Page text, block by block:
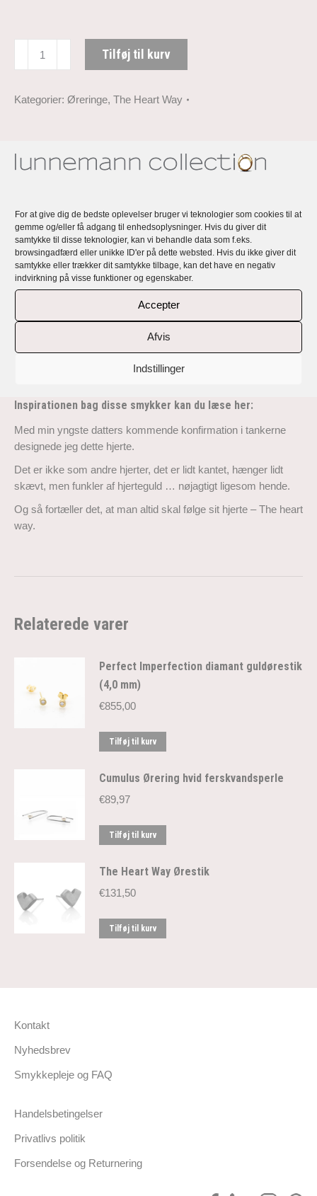
For at give dig de bedste oplevelser bruger vi teknologier som cookies til at
gemme og/eller få adgang til enhedsoplysninger. Hvis du giver dit
samtykke til disse teknologier, kan vi behandle data som f.eks.
browsingadfærd eller unikke ID'er på dette websted. Hvis du ikke giver dit
samtykke eller trækker dit samtykke tilbage, kan det have en negativ
indvirkning på visse funktioner og egenskaber.
Accepter
Afvis
Indstillinger
Ørestik
Tilføj til kurv
Kategorier: Øreringe, The Heart Way
Lunnemann The Heart Way – en kollektion
af håndlavede, eksklusive, unikke og
personlige vedhæng og øreringe
Rikke Lunnemanns smykker er håndlavede, eksklusive,
unikke og alle personlige med en fortælling og et budskab.
Lunnemann The Heart Way… er en kollektion af øreringe og
vedhæng, der er håndlavet i 18 karat genbrugsguld og -sølv
med top kvalitet responsible sourced diamanter og naturligt
Inspirationen bag disse smykker kan du læse her:
Med min yngste datters kommende konfirmation i tankerne
designede jeg dette hjerte.
Det er ikke som andre hjerter, det er lidt kantet, hænger lidt
skævt, men funkler af hjerteguld … nøjagtigt ligesom hende.
Og så fortæller det, at man altid skal følge sit hjerte – The heart
way.
Relaterede varer
Perfect Imperfection diamant guldørestik
(4,0 mm)
€855,00
Tilføj til kurv
Cumulus Ørering hvid ferskvandsperle
€89,97
Tilføj til kurv
The Heart Way Ørestik
€131,50
Tilføj til kurv
Kontakt
Nyhedsbrev
Smykkepleje og FAQ
Handelsbetingelser
Privatlivs politik
Forsendelse og Returnering